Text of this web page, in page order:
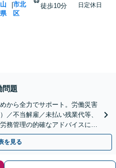
山
県
|市北
区
徒歩10分
日定休日
問題
から全力でサポート。労働災害
／不当解雇／未払い残業代等、
務管理の的確なアドバイスに注
を見る